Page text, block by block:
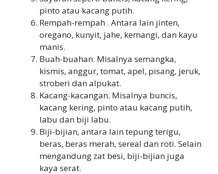
pinto atau kacang putih.
Rempah-rempah . Antara lain jinten,
oregano, kunyit, jahe, kemangi, dan kayu
manis.
Buah-buahan. Misalnya semangka,
kismis, anggur, tomat, apel, pisang, jeruk,
stroberi dan alpukat.
Kacang-kacangan. Misalnya buncis,
kacang kering, pinto atau kacang putih,
labu dan biji labu.
Biji-bijian, antara lain tepung terigu,
beras, beras merah, sereal dan roti. Selain
mengandung zat besi, biji-bijian juga
kaya serat.